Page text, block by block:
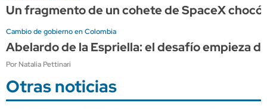
Un fragmento de un cohete de SpaceX
Cambio de gobierno en Colombia
Abelardo de la Espriella: el desafío empieza
Por Natalia Pettinari
Otras noticias